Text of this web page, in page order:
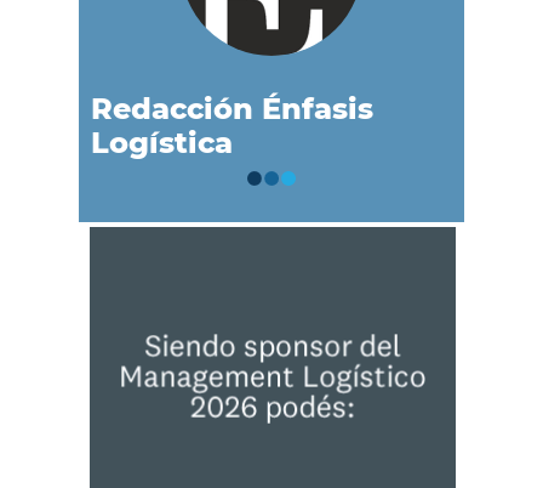
Redacción Énfasis
Logística